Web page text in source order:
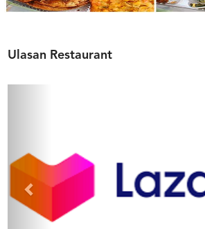
Ulasan Restaurant